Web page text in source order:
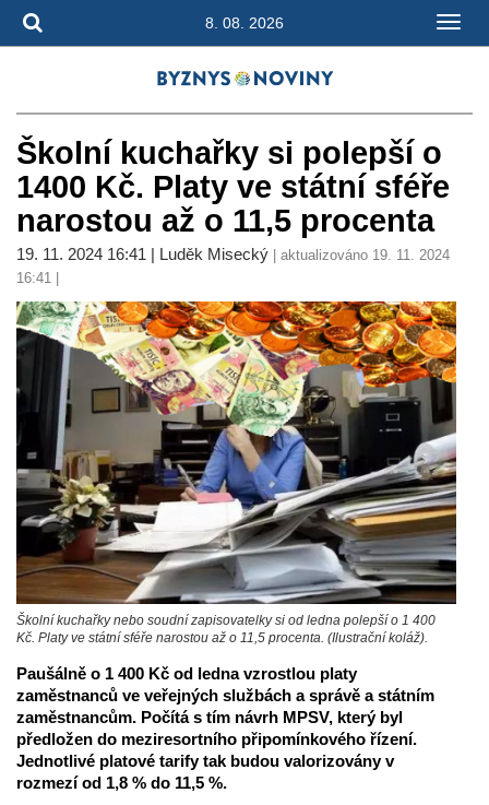
8. 08. 2026
Školní kuchařky si polepší o
1400 Kč. Platy ve státní sféře
narostou až o 11,5 procenta
19. 11. 2024 16:41 | Luděk Misecký | aktualizováno 19. 11. 2024
16:41 |
Školní kuchařky nebo soudní zapisovatelky si od ledna polepší o 1 400
Kč. Platy ve státní sféře narostou až o 11,5 procenta. (Ilustrační koláž).
Paušálně o 1 400 Kč od ledna vzrostlou platy
zaměstnanců ve veřejných službách a správě a státním
zaměstnancům. Počítá s tím návrh MPSV, který byl
předložen do meziresortního připomínkového řízení.
Jednotlivé platové tarify tak budou valorizovány v
rozmezí od 1,8 % do 11,5 %.